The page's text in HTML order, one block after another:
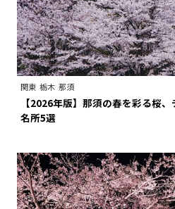
関東 栃木 那須
【2026年版】那須の春を彩る桜
名所5選